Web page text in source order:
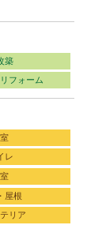
築
フォーム
レ
屋根
リア